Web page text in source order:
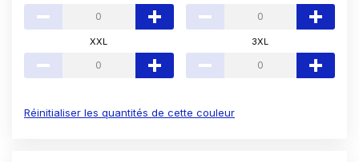
XXL 3XL
Réinitialiser les quantités de cette couleur